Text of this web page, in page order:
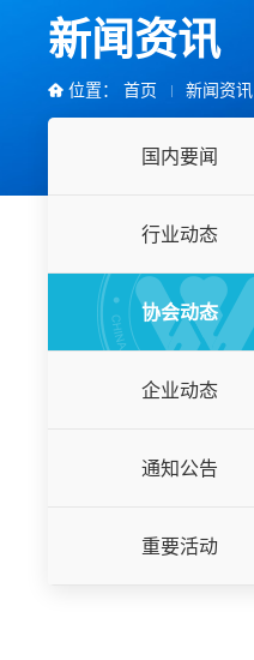
新闻资讯
位置： 首页 新闻资讯
国内要闻
行业动态
协会动态
企业动态
通知公告
重要活动